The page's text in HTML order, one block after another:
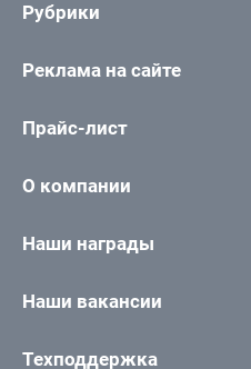
Рубрики
Реклама на сайте
Прайс-лист
О компании
Наши награды
Наши вакансии
Техподдержка